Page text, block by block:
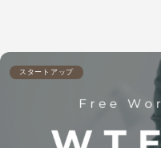
スタートアップ